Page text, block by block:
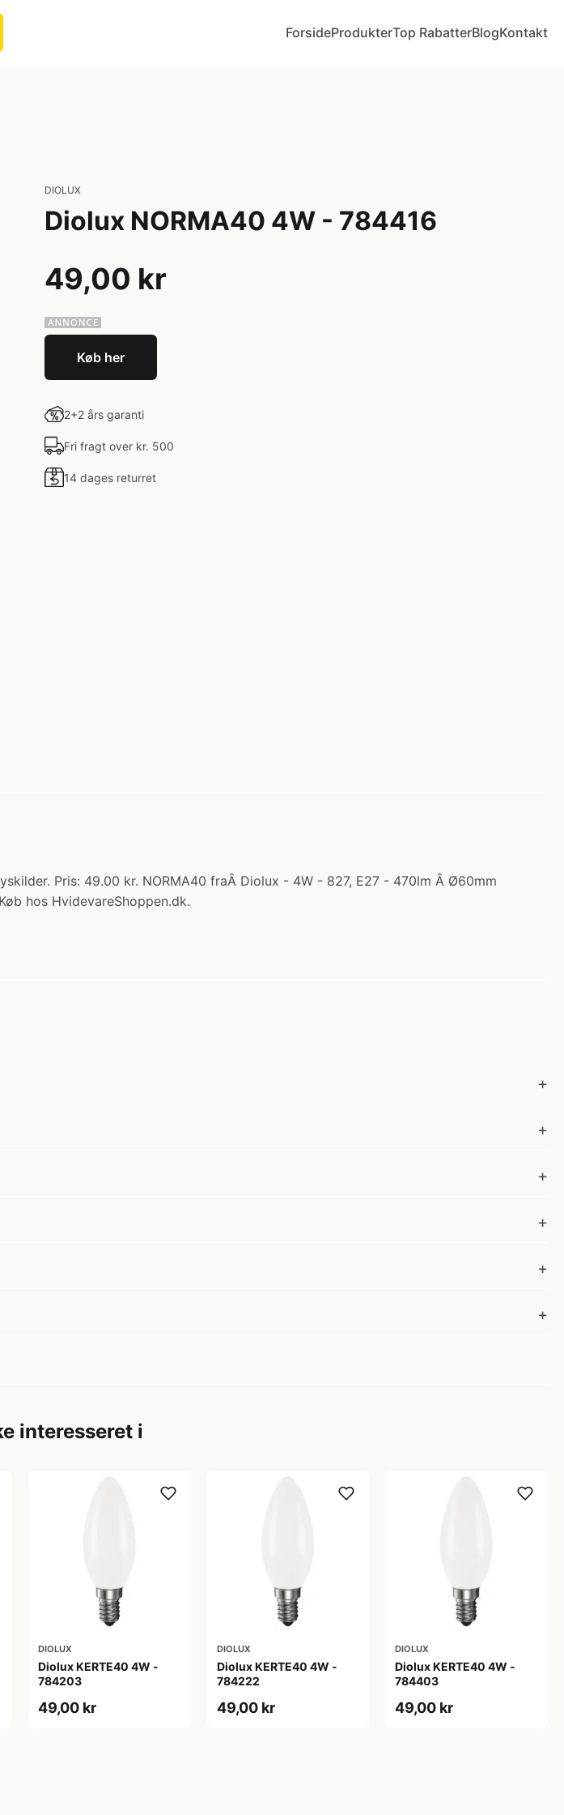
ForsideProdukterTop RabatterBlogKontakt
DIOLUX
Diolux NORMA40 4W - 784416
49,00 kr
Køb her
2+2 års garanti
Fri fragt over kr. 500
14 dages returret
Pris: 49.00 kr. NORMA40 fraÂ Diolux - 4W - 827, E27 - 470lm Â Ø60mm
hos HvidevareShoppen.dk.
interesseret i
DIOLUX
Diolux KERTE40 4W -
784203
49,00 kr
DIOLUX
Diolux KERTE40 4W -
784222
49,00 kr
DIOLUX
Diolux KERTE40 4W -
784403
49,00 kr